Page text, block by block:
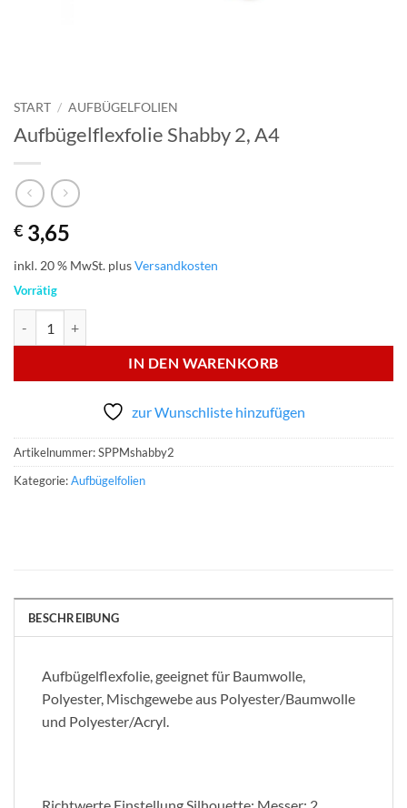
START / AUFBÜGELFOLIEN
Aufbügelflexfolie Shabby 2, A4
€ 3,65
inkl. 20 % MwSt. plusVersandkosten
Vorrätig
IN DEN WARENKORB
zur Wunschliste hinzufügen
Artikelnummer:SPPMshabby2
Kategorie:Aufbügelfolien
BESCHREIBUNG
Aufbügelflexfolie, geeignet für Baumwolle,
Polyester, Mischgewebe aus Polyester/Baumwolle
und Polyester/Acryl.
Richtwerte Einstellung Silhouette: Messer: 2,